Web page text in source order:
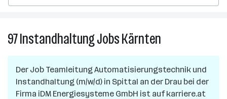
97InstandhaltungJobsKärnten
in
Kärnten
Der Job Teamleitung Automatisierungstechnik und
Instandhaltung (m/w/d) in Spittal an der Drau bei der
Firma iDM Energiesysteme GmbH ist auf karriere.at